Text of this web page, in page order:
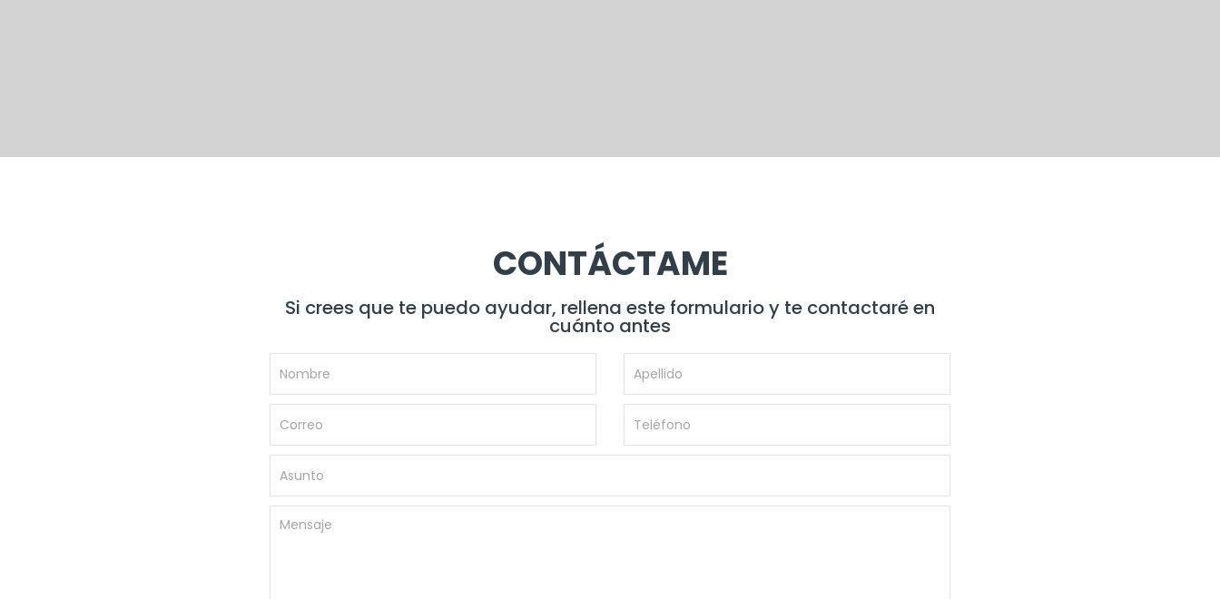
CONTÁCTAME
Si crees que te puedo ayudar, rellena este formulario y te contactaré en
cuánto antes